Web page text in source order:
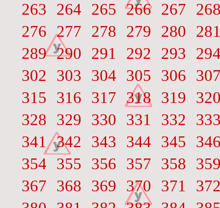
263
264 265 266 267
276 277 278 279 280
289 290 291 292 293
302
303 304 305 306
315
316 317 318 319
328
329 330 331 332
341
342 343 344 345
354
355 356 357 358
367
368 369 370 371